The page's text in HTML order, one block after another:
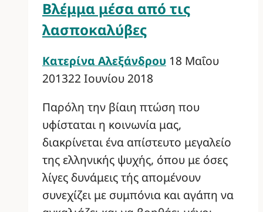
Βλέμμα μέσα από τις
λασποκαλύβες
Κατερίνα Αλεξάνδρου 18 Μαΐου
201322 Ιουνίου 2018
Παρόλη την βίαιη πτώση που
υφίσταται η κοινωνία μας,
διακρίνεται ένα απίστευτο μεγαλείο
της ελληνικής ψυχής, όπου με όσες
λίγες δυνάμεις τής απομένουν
συνεχίζει με συμπόνια και αγάπη να